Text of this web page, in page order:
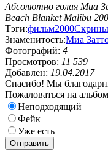
Абсолютно голая Миа
Beach Blanket Malibu
Тэги:фильм2000Скрины
Знаменитость:Миа
Фотографий: 4
Просмотров: 11 539
Добавлен: 19.04.2017
Спасибо! Мы
Пожаловаться на альбом
Неподходящий
Фейк
Уже есть